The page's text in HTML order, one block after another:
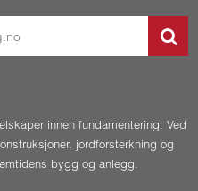
innen fundamentering. Ved
jordforsterkning og
bygg og anlegg.